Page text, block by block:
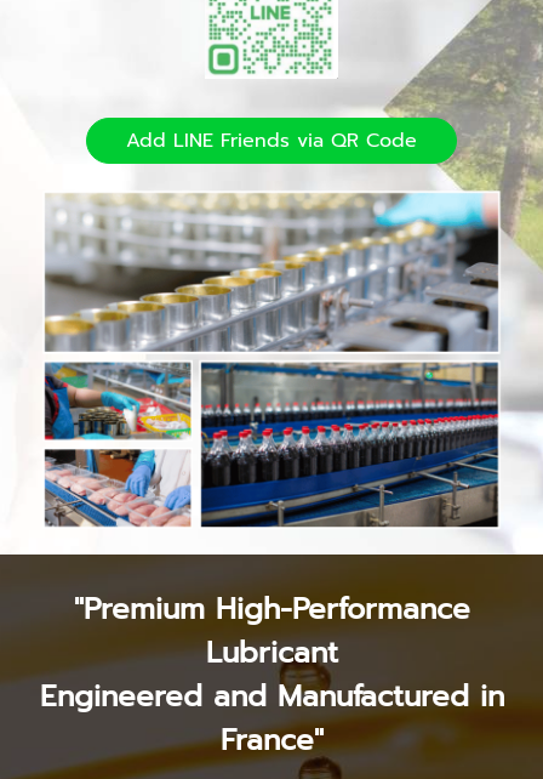
Add LINE Friends via QR Code
"Premium High-Performance
Lubricant
Engineered and Manufactured in
France"